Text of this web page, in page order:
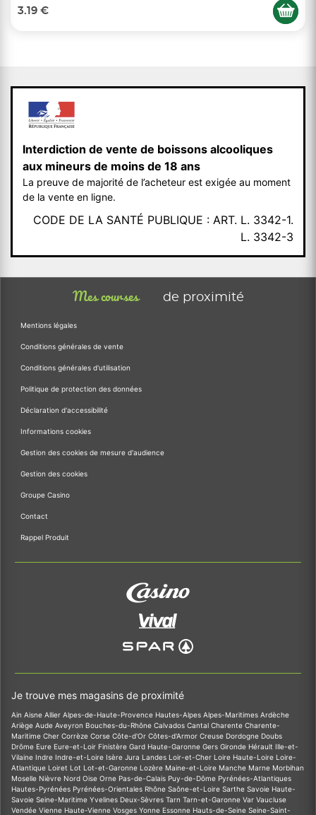
3.19 €
Interdiction de vente de boissons alcooliques
aux mineurs de moins de 18 ans
La preuve de majorité de l’acheteur est exigée au moment
de la vente en ligne.
CODE DE LA SANTÉ PUBLIQUE : ART. L. 3342-1.
L. 3342-3
Mes courses de proximité
Mentions légales
Conditions générales de vente
Conditions générales d'utilisation
Politique de protection des données
Déclaration d'accessibilité
Informations cookies
Gestion des cookies de mesure d'audience
Gestion des cookies
Groupe Casino
Contact
Rappel Produit
Je trouve mes magasins de proximité
Ain Aisne Allier Alpes-de-Haute-Provence Hautes-Alpes Alpes-Maritimes Ardèche
Ariège Aude Aveyron Bouches-du-Rhône Calvados Cantal Charente Charente-
Maritime Cher Corrèze Corse Côte-d'Or Côtes-d'Armor Creuse Dordogne Doubs
Drôme Eure Eure-et-Loir Finistère Gard Haute-Garonne Gers Gironde Hérault Ille-et-
Vilaine Indre Indre-et-Loire Isère Jura Landes Loir-et-Cher Loire Haute-Loire Loire-
Atlantique Loiret Lot Lot-et-Garonne Lozère Maine-et-Loire Manche Marne Morbihan
Moselle Nièvre Nord Oise Orne Pas-de-Calais Puy-de-Dôme Pyrénées-Atlantiques
Hautes-Pyrénées Pyrénées-Orientales Rhône Saône-et-Loire Sarthe Savoie Haute-
Savoie Seine-Maritime Yvelines Deux-Sèvres Tarn Tarn-et-Garonne Var Vaucluse
Vendée Vienne Haute-Vienne Vosges Yonne Essonne Hauts-de-Seine Seine-Saint-